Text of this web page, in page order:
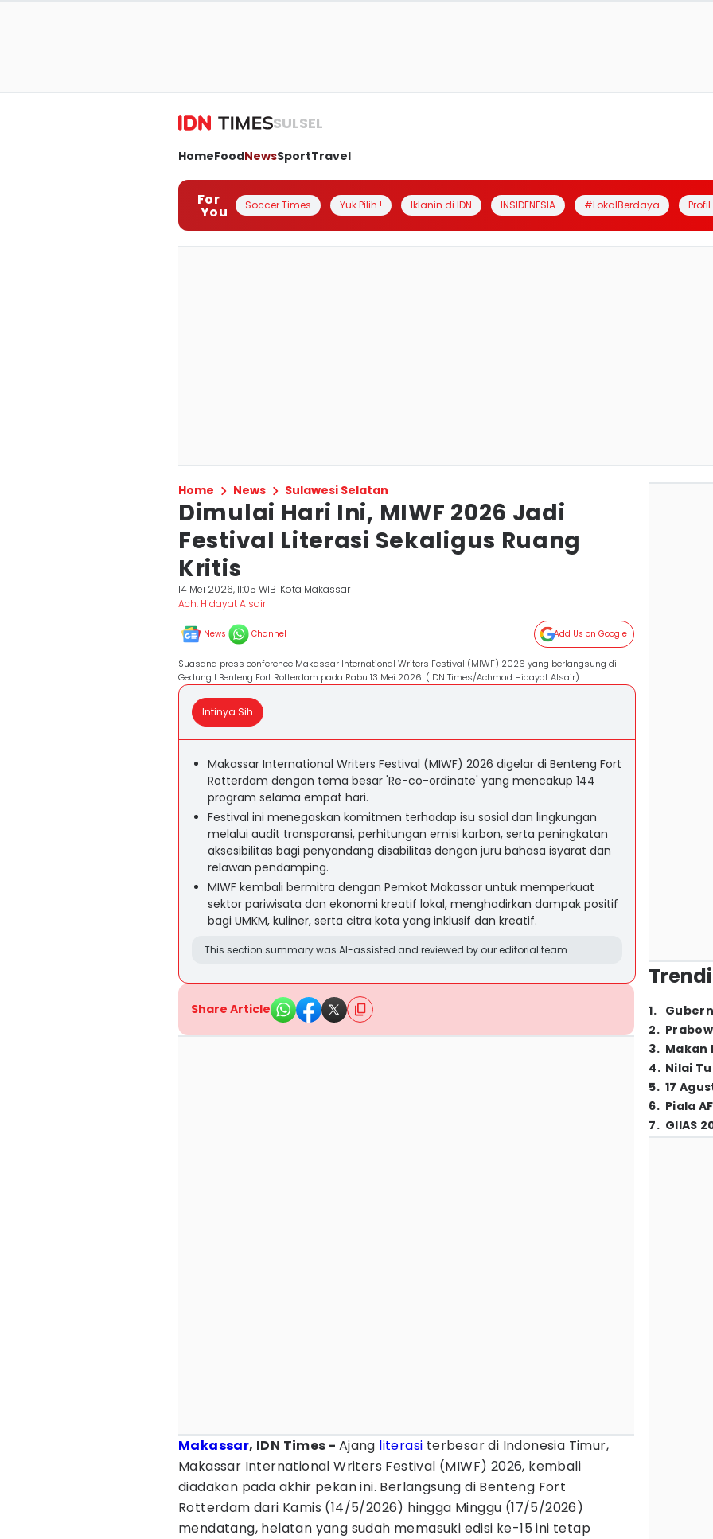
SULSEL
HomeFoodNewsSportTravel
For
You Soccer Times Yuk Pilih ! Iklanin di IDN INSIDENESIA #LokalBerdaya
Home News Sulawesi Selatan
Dimulai Hari Ini, MIWF 2026 Jadi
Festival Literasi Sekaligus Ruang
Kritis
14 Mei 2026, 11:05 WIB Kota Makassar
Ach. Hidayat Alsair
News Channel Add Us on Google
Suasana press conference Makassar International Writers Festival (MIWF) 2026 yang berlangsung di
Gedung I Benteng Fort Rotterdam pada Rabu 13 Mei 2026. (IDN Times/Achmad Hidayat Alsair)
Intinya Sih
Makassar International Writers Festival (MIWF) 2026 digelar di Benteng Fort
Rotterdam dengan tema besar 'Re-co-ordinate' yang mencakup 144
program selama empat hari.
Festival ini menegaskan komitmen terhadap isu sosial dan lingkungan
melalui audit transparansi, perhitungan emisi karbon, serta peningkatan
aksesibilitas bagi penyandang disabilitas dengan juru bahasa isyarat dan
relawan pendamping.
MIWF kembali bermitra dengan Pemkot Makassar untuk memperkuat
sektor pariwisata dan ekonomi kreatif lokal, menghadirkan dampak positif
bagi UMKM, kuliner, serta citra kota yang inklusif dan kreatif.
This section summary was AI-assisted and reviewed by our editorial team.
Share Article
Makassar, IDN Times - Ajang literasi terbesar di Indonesia Timur,
Makassar International Writers Festival (MIWF) 2026, kembali
diadakan pada akhir pekan ini. Berlangsung di Benteng Fort
Rotterdam dari Kamis (14/5/2026) hingga Minggu (17/5/2026)
mendatang, helatan yang sudah memasuki edisi ke-15 ini tetap
1.
2.
3. Makan
4. Nilai
5. 17
6. Piala
7. GIIAS